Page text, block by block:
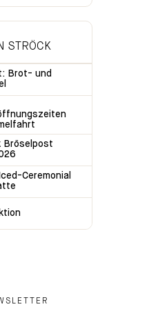
STRÖCK
Brot- und
Bröselpost
Ceremonial